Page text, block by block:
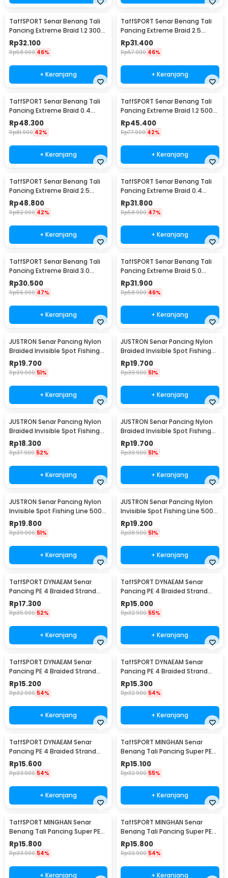
TaffSPORT Senar Benang Tali
Pancing Extreme Braid 1.2 300M
- FM-PEL
Rp32.100
Rp58.900 46%
+ Keranjang
TaffSPORT Senar Benang Tali
Pancing Extreme Braid 2.5
300M - FM-PEL
Rp31.400
Rp57.900 46%
+ Keranjang
TaffSPORT Senar Benang Tali
Pancing Extreme Braid 0.4
500M - FM-PEL
Rp48.300
Rp81.900 42%
+ Keranjang
TaffSPORT Senar Benang Tali
Pancing Extreme Braid 1.2 500M
- FM-PEL
Rp45.400
Rp77.900 42%
+ Keranjang
TaffSPORT Senar Benang Tali
Pancing Extreme Braid 2.5
500M - FM-PEL
Rp48.800
Rp82.900 42%
+ Keranjang
TaffSPORT Senar Benang Tali
Pancing Extreme Braid 0.4
300M - FM-PEL
Rp31.800
Rp58.900 47%
+ Keranjang
TaffSPORT Senar Benang Tali
Pancing Extreme Braid 3.0
300M - FM-PEL
Rp30.500
Rp56.900 47%
+ Keranjang
TaffSPORT Senar Benang Tali
Pancing Extreme Braid 5.0
300M - FM-PEL
Rp31.900
Rp58.900 46%
+ Keranjang
JUSTRON Senar Pancing Nylon
Braided Invisible Spot Fishing
Line 500M 0.6 - DPLS
Rp19.700
Rp39.900 51%
+ Keranjang
JUSTRON Senar Pancing Nylon
Braided Invisible Spot Fishing
Line 500M 0.4 - DPLS
Rp19.700
Rp39.900 51%
+ Keranjang
JUSTRON Senar Pancing Nylon
Braided Invisible Spot Fishing
Line 500M 1.2 - DPLS
Rp18.300
Rp37.900 52%
+ Keranjang
JUSTRON Senar Pancing Nylon
Braided Invisible Spot Fishing
Line 500M 1.0 - DPLS
Rp19.700
Rp39.900 51%
+ Keranjang
JUSTRON Senar Pancing Nylon
Invisible Spot Fishing Line 500M
4.0 - MR-500M
Rp19.800
Rp39.900 51%
+ Keranjang
JUSTRON Senar Pancing Nylon
Invisible Spot Fishing Line 500M
6.0 - MR-500M
Rp19.200
Rp38.900 51%
+ Keranjang
TaffSPORT DYNAEAM Senar
Pancing PE 4 Braided Strand
Fishing Line 100M 0.2 - FM10
Rp17.300
Rp35.900 52%
+ Keranjang
TaffSPORT DYNAEAM Senar
Pancing PE 4 Braided Strand
Fishing Line 100M 0.6 - FM10
Rp15.000
Rp32.900 55%
+ Keranjang
TaffSPORT DYNAEAM Senar
Pancing PE 4 Braided Strand
Fishing Line 100M 0.4 - FM10
Rp15.200
Rp32.900 54%
+ Keranjang
TaffSPORT DYNAEAM Senar
Pancing PE 4 Braided Strand
Fishing Line 100M 0.8 - FM10
Rp15.300
Rp32.900 54%
+ Keranjang
TaffSPORT DYNAEAM Senar
Pancing PE 4 Braided Strand
Fishing Line 100M 1.0 - FM10
Rp15.600
Rp33.900 54%
+ Keranjang
TaffSPORT MINGHAN Senar
Benang Tali Pancing Super PE
Braided Line 100M 0.4 - X4
Rp15.100
Rp32.900 55%
+ Keranjang
TaffSPORT MINGHAN Senar
Benang Tali Pancing Super PE
Braided Line 100M 0.8 - X4
Rp15.800
Rp33.900 54%
+ Keranjang
TaffSPORT MINGHAN Senar
Benang Tali Pancing Super PE
Braided Line 100M 1.0 - X4
Rp15.800
Rp33.900 54%
+ Keranjang